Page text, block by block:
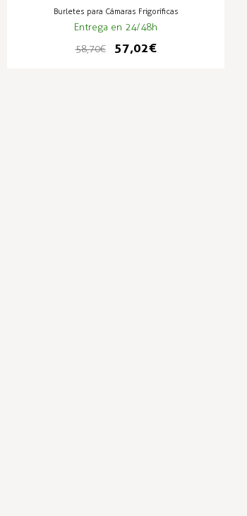
Burletes para Cámaras Frigoríficas
Entrega en 24/48h
58,70 €
57,02 €